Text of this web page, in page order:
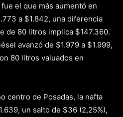
el que más aumentó en
a $1.842, una diferencia
de 80 litros implica $147.360.
avanzó de $1.979 a $1.999,
80 litros valuados en
centro de Posadas, la nafta
un salto de $36 (2,25%),